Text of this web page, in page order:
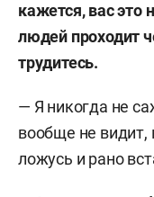
кажется, вас это
людей проходит
трудитесь.
— Я никогда не
вообще не видит,
ложусь и рано